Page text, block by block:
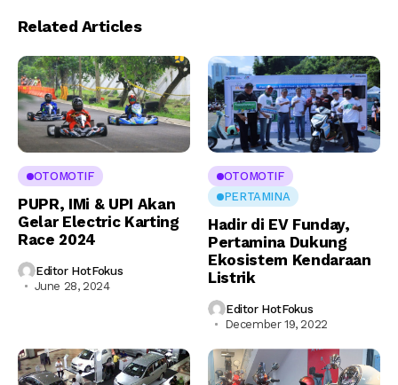
Related Articles
OTOMOTIF
PUPR, IMi & UPI Akan
Gelar Electric Karting
Race 2024
Editor HotFokus
June 28, 2024
OTOMOTIF
PERTAMINA
Hadir di EV Funday,
Pertamina Dukung
Ekosistem Kendaraan
Listrik
Editor HotFokus
December 19, 2022